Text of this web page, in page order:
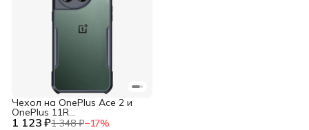
1 123 ₽1 348 ₽−17%
Чехол на OnePlus Ace 2 и
OnePlus 11R
противоударный с